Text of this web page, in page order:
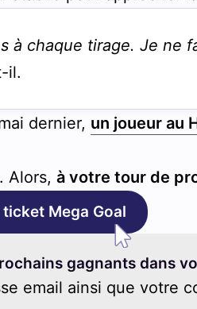
à chaque tirage. Je ne
il.
dernier, un joueur au
Alors,à votre tour de
Mega Goal
gagnants dans
email ainsi que votre